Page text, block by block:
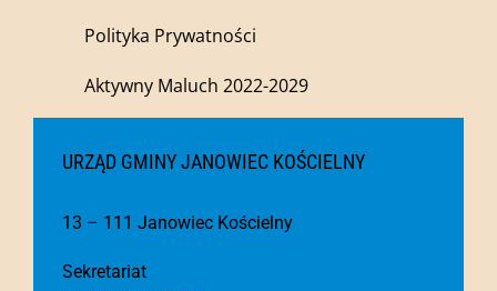
Polityka Prywatności
Aktywny Maluch 2022-2029
URZĄD GMINY JANOWIEC KOŚCIELNY
13 – 111 Janowiec Kościelny
Sekretariat